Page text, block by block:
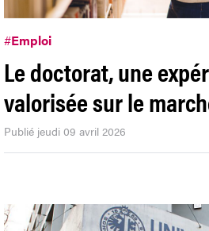
#Emploi
Le doctorat, une
valorisée sur le
Publié jeudi 09 avril 2026